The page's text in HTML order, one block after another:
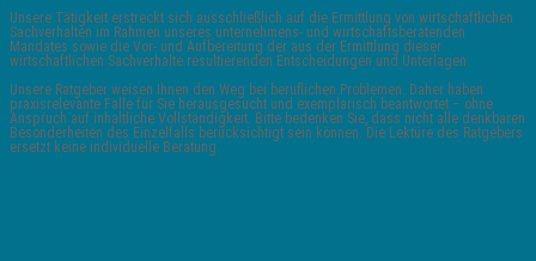
Unsere Tätigkeit erstreckt sich ausschließlich auf die Ermittlung von wirtschaftlichen
Sachverhalten im Rahmen unseres unternehmens- und wirtschaftsberatenden
Mandates sowie die Vor- und Aufbereitung der aus der Ermittlung dieser
wirtschaftlichen Sachverhalte resultierenden Entscheidungen und Unterlagen.
Unsere Ratgeber weisen Ihnen den Weg bei beruflichen Problemen. Daher haben
praxisrelevante Fälle für Sie herausgesucht und exemplarisch beantwortet – ohne
Anspruch auf inhaltliche Vollständigkeit. Bitte bedenken Sie, dass nicht alle denkbaren
Besonderheiten des Einzelfalls berücksichtigt sein können. Die Lektüre des Ratgebers
ersetzt keine individuelle Beratung.